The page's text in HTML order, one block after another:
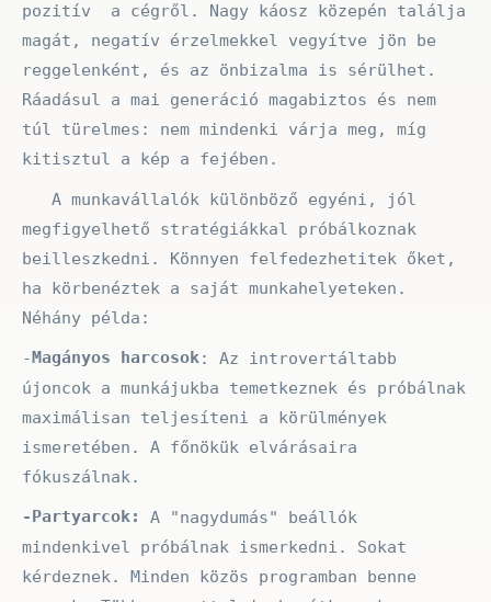
pozitív a cégről. Nagy káosz közepén találja
magát, negatív érzelmekkel vegyítve jön be
reggelenként, és az önbizalma is sérülhet.
Ráadásul a mai generáció magabiztos és nem
túl türelmes: nem mindenki várja meg, míg
kitisztul a kép a fejében.
A munkavállalók különböző egyéni, jól
megfigyelhető stratégiákkal próbálkoznak
beilleszkedni. Könnyen felfedezhetitek őket,
ha körbenéztek a saját munkahelyeteken.
Néhány példa:
-Magányos harcosok: Az introvertáltabb
újoncok a munkájukba temetkeznek és próbálnak
maximálisan teljesíteni a körülmények
ismeretében. A főnökük elvárásaira
fókuszálnak.
-Partyarcok:
A "nagydumás" beállók
mindenkivel próbálnak ismerkedni. Sokat
kérdeznek. Minden közös programban benne